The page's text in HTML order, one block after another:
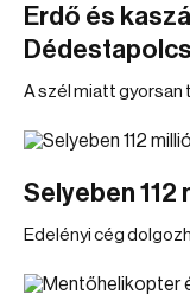
Erdő és
A szél miatt gyorsan
Selyeben 112
Edelényi cég